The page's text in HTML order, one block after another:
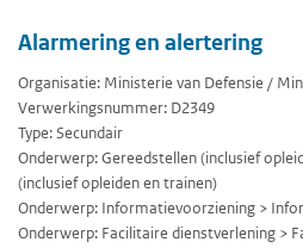
Alarmering en alertering
Organisatie: Ministerie van Defensie /
Verwerkingsnummer: D2349
Type: Secundair
Onderwerp: Gereedstellen (inclusief
(inclusief opleiden en trainen)
Onderwerp: Informatievoorziening >
Onderwerp: Facilitaire dienstverlening >